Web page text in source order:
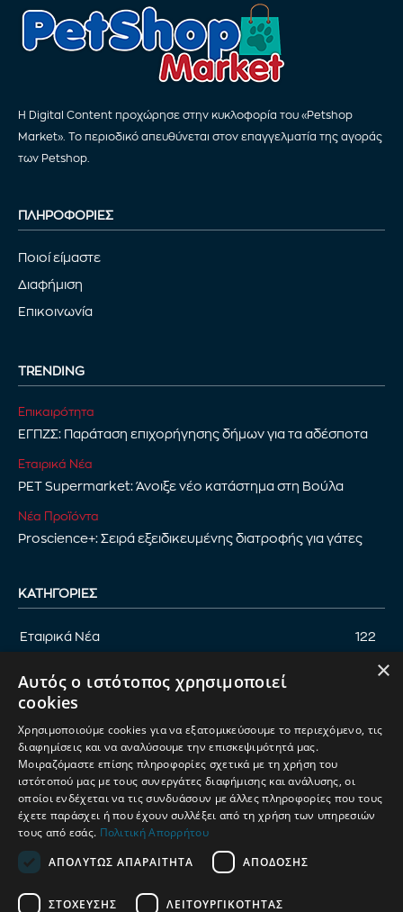
Η Digital Content προχώρησε στην κυκλοφορία του «Petshop
Market». Το περιοδικό απευθύνεται στον επαγγελματία της αγοράς
των Petshop.
ΠΛΗΡΟΦΟΡΙΕΣ
Ποιοί είμαστε
Διαφήμιση
Επικοινωνία
TRENDING
Επικαιρότητα
ΕΓΠΖΣ: Παράταση επιχορήγησης δήμων για τα αδέσποτα
Εταιρικά Νέα
PET Supermarket: Άνοιξε νέο κατάστημα στη Βούλα
Νέα Προϊόντα
Proscience+: Σειρά εξειδικευμένης διατροφής για γάτες
ΚΑΤΗΓΟΡΊΕΣ
Εταιρικά Νέα 122
Αφιέρωμα
Νέα Προϊόντα
Παρουσίαση προϊόντων
Έρευνα 71
ΟΡΟΙ ΧΡΗΣΗΣ
×
Αυτός ο ιστότοπος χρησιμοποιεί
cookies
Χρησιμοποιούμε cookies για να εξατομικεύσουμε το περιεχόμενο, τις
διαφημίσεις και να αναλύσουμε την επισκεψιμότητά μας.
Μοιραζόμαστε επίσης πληροφορίες σχετικά με τη χρήση του
ιστότοπού μας με τους συνεργάτες διαφήμισης και ανάλυσης, οι
οποίοι ενδέχεται να τις συνδυάσουν με άλλες πληροφορίες που τους
έχετε παράσχει ή που έχουν συλλέξει από τη χρήση των υπηρεσιών
τους από εσάς. Πολιτική Απορρήτου
ΑΠΟΛΎΤΩΣ ΑΠΑΡΑΊΤΗΤΑ
ΑΠΌΔΟΣΗΣ
ΣΤΌΧΕΥΣΗΣ ΛΕΙΤΟΥΡΓΙΚΌΤΗΤΑΣ